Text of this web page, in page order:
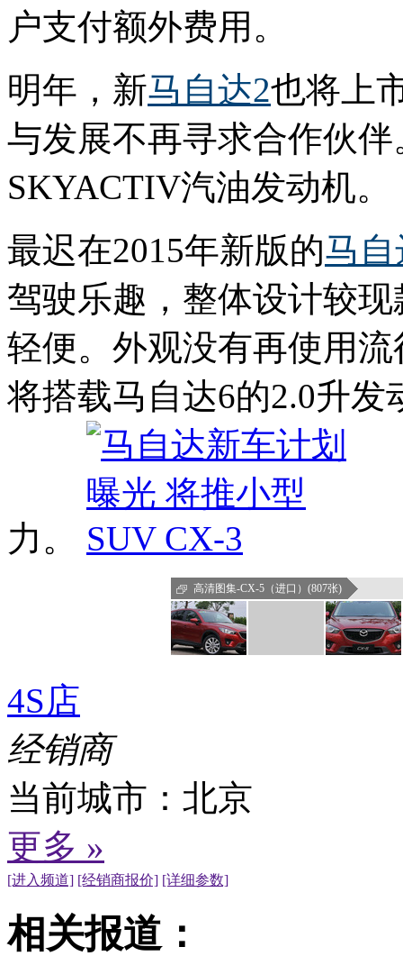
户支付额外费用。
明年，新马自达2也将上
与发展不再寻求合作伙
SKYACTIV汽油发动机。
最迟在2015年新版的马
驾驶乐趣，整体设计较
轻便。外观没有再使用
将搭载马自达6的2.0升
力。
高清图集-CX-5（进口）(807张)
4S店
经销商
当前城市： 北京
更多 »
[进入频道] [经销商报价] [详细参数]
相关报道：